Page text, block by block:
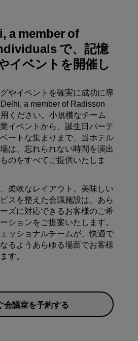
a member of
で、記憶
イベントを開催し
やイベントを確実に成功に導
a member of Radisson
ください。小規模なチーム
イベントから、誕生日パーテ
ートな集まりまで、当ホテル
は、忘れられない時間を演出
のをすべてご提供いたしま
柔軟なレイアウト、美味しい
スを整えた会議施設は、あら
ズに対応できるお客様のご希
ションをご提案いたします。
ッショナルチームが、快適で
るようあらゆる場面でお客様
す。
会議室を予約する